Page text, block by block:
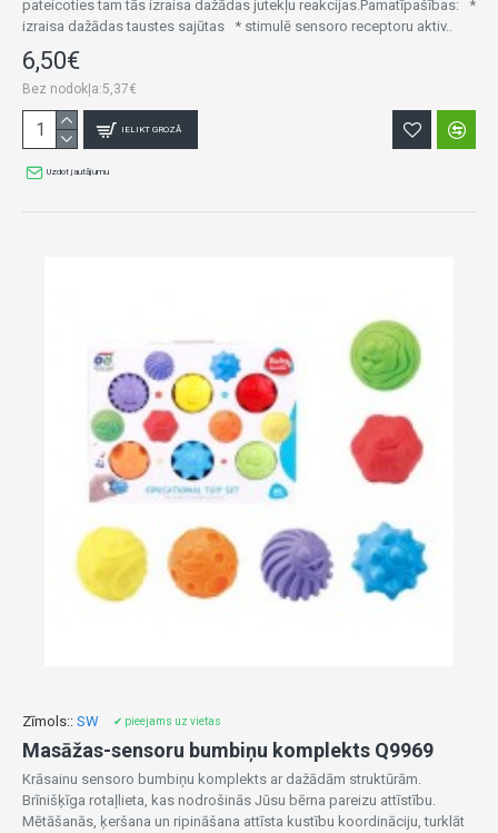
pateicoties tam tās izraisa dažādas jutekļu reakcijas.Pamatīpašības: *
izraisa dažādas taustes sajūtas * stimulē sensoro receptoru aktiv..
6,50€
Bez nodokļa:5,37€
IELIKT GROZĀ
Uzdot jautājumu
Zīmols:: SW ✔ pieejams uz vietas
Masāžas-sensoru bumbiņu komplekts Q9969
Krāsainu sensoro bumbiņu komplekts ar dažādām struktūrām.
Brīnišķīga rotaļlieta, kas nodrošinās Jūsu bērna pareizu attīstību.
Mētāšanās, ķeršana un ripināšana attīsta kustību koordināciju, turklāt